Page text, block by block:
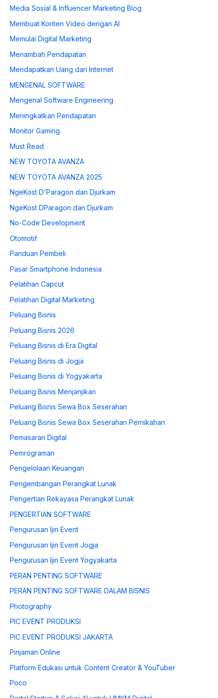
Media Sosial & Influencer Marketing Blog
Membuat Konten Video dengan AI
Memulai Digital Marketing
Menambah Pendapatan
Mendapatkan Uang dari Internet
MENGENAL SOFTWARE
Mengenal Software Engineering
Meningkatkan Pendapatan
Monitor Gaming
Must Read
NEW TOYOTA AVANZA
NEW TOYOTA AVANZA 2025
NgeKost D'Paragon dan Djurkam
NgeKost DParagon dan Djurkam
No-Code Development
Otomotif
Panduan Pembeli
Pasar Smartphone Indonesia
Pelatihan Capcut
Pelatihan Digital Marketing
Peluang Bisnis
Peluang Bisnis 2026
Peluang Bisnis di Era Digital
Peluang Bisnis di Jogja
Peluang Bisnis di Yogyakarta
Peluang Bisnis Menjanjikan
Peluang Bisnis Sewa Box Seserahan
Peluang Bisnis Sewa Box Seserahan Pernikahan
Pemasaran Digital
Pemrograman
Pengelolaan Keuangan
Pengembangan Perangkat Lunak
Pengertian Rekayasa Perangkat Lunak
PENGERTIAN SOFTWARE
Pengurusan Ijin Event
Pengurusan Ijin Event Jogja
Pengurusan Ijin Event Yogyakarta
PERAN PENTING SOFTWARE
PERAN PENTING SOFTWARE DALAM BISNIS
Photography
PIC EVENT PRODUKSI
PIC EVENT PRODUKSI JAKARTA
Pinjaman Online
Platform Edukasi untuk Content Creator & YouTuber
Poco